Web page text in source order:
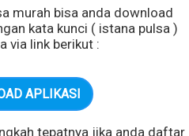
murah bisa anda download
kata kunci ( istana pulsa )
via link berikut :
APLIKASI
tepatnya jika anda daftar